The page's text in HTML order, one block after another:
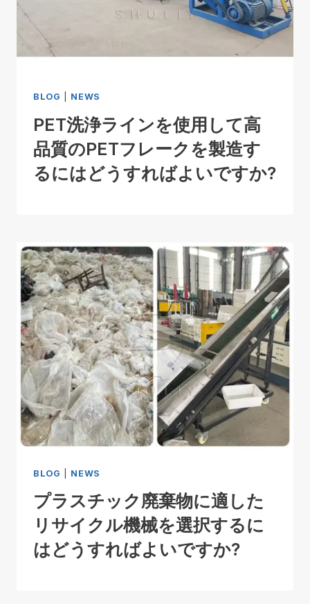
BLOG NEWS
PET洗浄ラインを使用して高
品質のPETフレークを製造す
るにはどうすればよいですか?
BLOG NEWS
プラスチック廃棄物に適した
リサイクル機械を選択するに
はどうすればよいですか?